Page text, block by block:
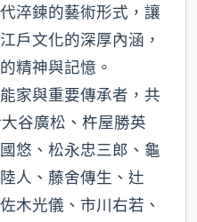
淬鍊的藝術形式，讓
戶文化的深厚內涵，
精神與記憶。
家與重要傳承者，共
谷廣松、杵屋勝英
悠、松永忠三郎、龜
人、藤舍傳生、辻
木光儀、市川右若、